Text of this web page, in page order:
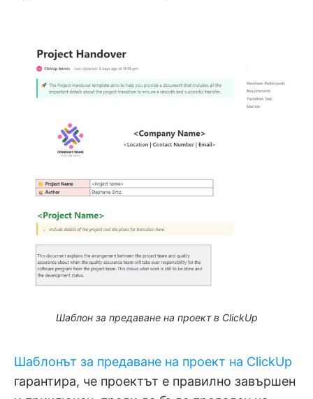
Шаблон за предаване на проект в ClickUp
Шаблонът за предаване на проект на ClickUp
гарантира, че проектът е правилно завършен